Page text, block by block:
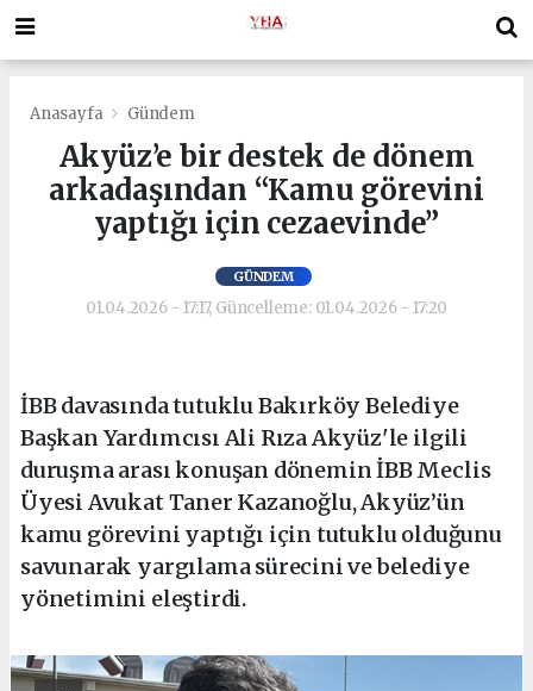
Anasayfa Gündem
Akyüz’e bir destek de dönem
arkadaşından “Kamu görevini
yaptığı için cezaevinde”
GÜNDEM
01.04.2026 - 17:17, Güncelleme: 01.04.2026 - 17:20
İBB davasında tutuklu Bakırköy Belediye
Başkan Yardımcısı Ali Rıza Akyüz'le ilgili
duruşma arası konuşan dönemin İBB Meclis
Üyesi Avukat Taner Kazanoğlu, Akyüz’ün
kamu görevini yaptığı için tutuklu olduğunu
savunarak yargılama sürecini ve belediye
yönetimini eleştirdi.